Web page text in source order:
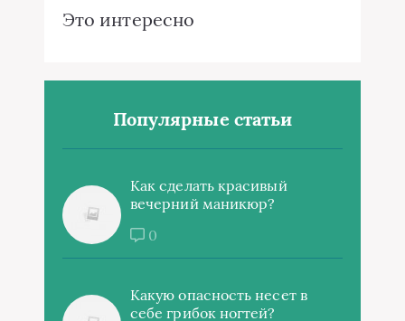
Это интересно
Популярные статьи
Как сделать красивый
вечерний маникюр?
0
Какую опасность несет в
себе грибок ногтей?